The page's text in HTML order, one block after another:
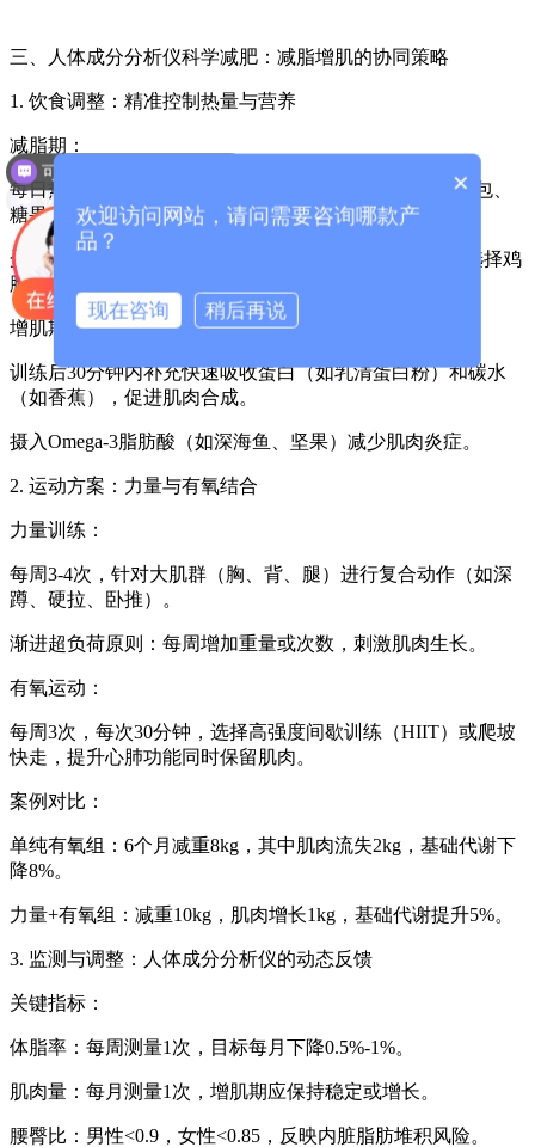
三、 人体成分分析仪科学减肥：减脂增肌的协同策略
1. 饮食调整：精准控制热量与营养
减脂期：
每日热量缺口300-500大卡，优先减少精制碳水（如白面包、
糖果），增加膳食纤维（蔬菜、全谷物）。
蛋白质摄入量≥1.6g/kg体重（如70kg成人需112g/天），选择鸡
胸肉、鱼、豆制品等优质蛋白。
增肌期：
训练后30分钟内补充快速吸收蛋白（如乳清蛋白粉）和碳水
（如香蕉），促进肌肉合成。
摄入Omega-3脂肪酸（如深海鱼、坚果）减少肌肉炎症。
2. 运动方案：力量与有氧结合
力量训练：
每周3-4次，针对大肌群（胸、背、腿）进行复合动作（如深
蹲、硬拉、卧推）。
渐进超负荷原则：每周增加重量或次数，刺激肌肉生长。
有氧运动：
每周3次，每次30分钟，选择高强度间歇训练（HIIT）或爬坡
快走，提升心肺功能同时保留肌肉。
案例对比：
单纯有氧组：6个月减重8kg，其中肌肉流失2kg，基础代谢下
降8%。
力量+有氧组：减重10kg，肌肉增长1kg，基础代谢提升5%。
3. 监测与调整：人体成分分析仪的动态反馈
关键指标：
体脂率：每周测量1次，目标每月下降0.5%-1%。
肌肉量：每月测量1次，增肌期应保持稳定或增长。
腰臀比：男性<0.9，女性<0.85，反映内脏脂肪堆积风险。
你们是怎么收费的呢？ ×
欢迎访问网站，请问需要咨询哪款产
品？
现在咨询 稍后再说